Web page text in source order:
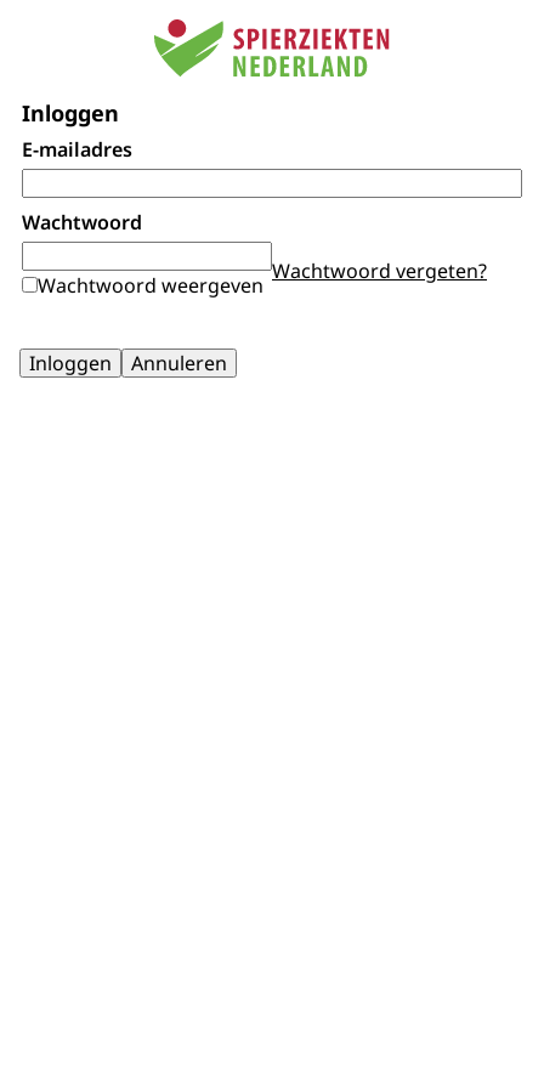
Inloggen
E-mailadres
Wachtwoord
Wachtwoord weergeven
Wachtwoord vergeten?
Inloggen Annuleren